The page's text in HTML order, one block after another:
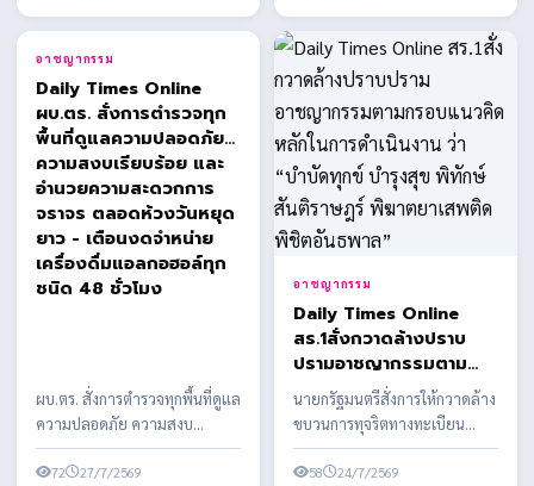
อาชญากรรม
Daily Times Online
อำนวยความสะดวกการ
จราจร ตลอดห้วงวันหยุด
ยาว - เตือนงดจำหน่าย
เครื่องดื่มแอลกอฮอล์ทุก
ผบ.ตร. สั่งการตำรวจทุกพื้นที่ดูแล
ความปลอดภัย ความสงบ
เรียบร้อย และอำนวยความ
สะดวกการจราจร ตลอดห้วงวัน
72 27/7/2569
อาชญากรรม
Daily Times Online
สร.1สั่งกวาดล้างปราบ
ปรามอาชญากรรมตาม
กรอบแนวคิดหลักในการ
ดำเนินงาน ว่า “บำบัดทุกข์
บำรุงสุข พิทักษ์
สันติราษฎร์ พิฆาตยาเสพ
นายกรัฐมนตรีสั่งการให้กวาดล้าง
ขบวนการทุจริตทางทะเบียน
ราษฎร อย่างจริงจัง เด็ดขาด และ
เป็นระบบ ผบ.ตร. ...
58 24/7/2569